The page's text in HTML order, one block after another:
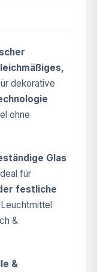
dekorative
ohne
Glas
für
festliche
&
&